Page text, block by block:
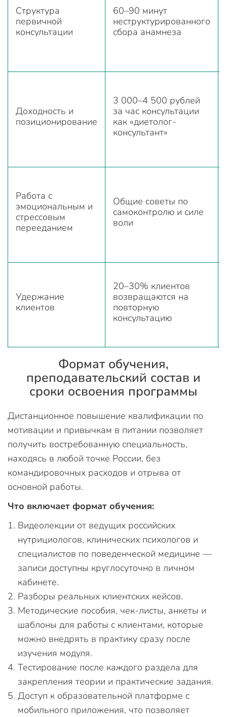
Структура
первичной
консультации
60–90 минут
неструктурированного
сбора анамнеза
Доходность и
позиционирование
3 000–4 500 рублей
за час консультации
как «диетолог-
консультант»
Работа с
эмоциональным и
стрессовым
перееданием
Общие советы по
самоконтролю и силе
воли
Удержание
клиентов
20–30% клиентов
возвращаются на
повторную
консультацию
Формат обучения,
преподавательский состав и
сроки освоения программы
Дистанционное повышение квалификации по
мотивации и привычкам в питании позволяет
получить востребованную специальность,
находясь в любой точке России, без
командировочных расходов и отрыва от
основной работы.
Что включает формат обучения:
Видеолекции от ведущих российских
нутрициологов, клинических психологов и
специалистов по поведенческой медицине —
записи доступны круглосуточно в личном
кабинете.
Разборы реальных клиентских кейсов.
Методические пособия, чек-листы, анкеты и
шаблоны для работы с клиентами, которые
можно внедрять в практику сразу после
изучения модуля.
Тестирование после каждого раздела для
закрепления теории и практические задания.
Доступ к образовательной платформе с
мобильного приложения, что позволяет